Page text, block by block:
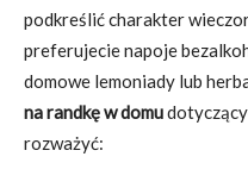
podkreślić charakter
preferujecie napoje
domowe lemoniady lub
na randkę w domu
rozważyć: